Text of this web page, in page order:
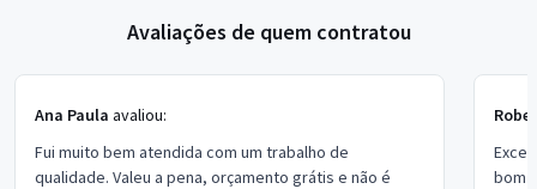
Avaliações de quem contratou
Ana Paula avaliou:
Fui muito bem atendida com um trabalho de
qualidade. Valeu a pena, orçamento grátis e não é
bom